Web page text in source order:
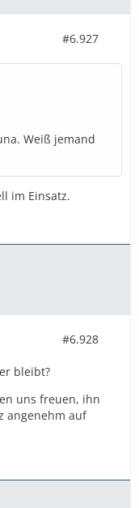
#6.927
Weiß jemand
im Einsatz.
#6.928
bleibt?
uns freuen, ihn
angenehm auf